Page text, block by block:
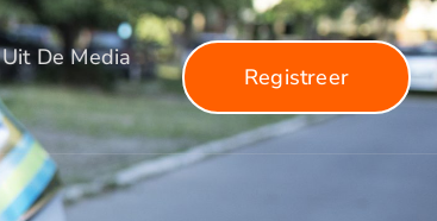
Uit De Media
Registreer